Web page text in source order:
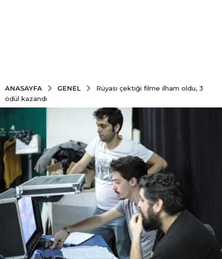
ANASAYFA GENEL
Rüyası çektiği filme ilham oldu, 3
ödül kazandı